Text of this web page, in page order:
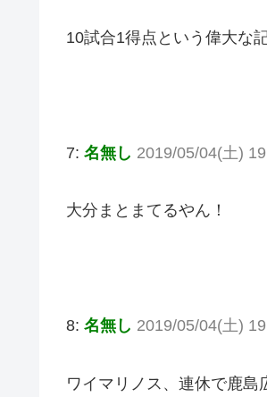
10試合1得点という偉大な
7: 名無し 2019/05/04(土)
大分まとまてるやん！
8: 名無し 2019/05/04(土)
ワイマリノス、連休で鹿島